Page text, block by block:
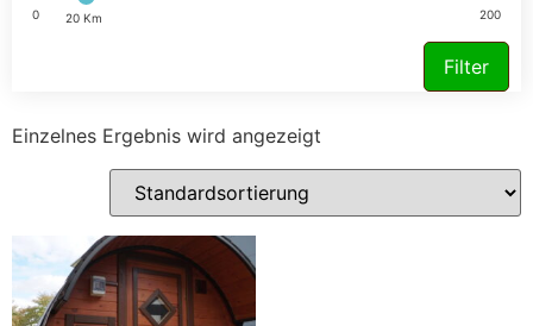
0 20 Km 200
Filter
Einzelnes Ergebnis wird angezeigt